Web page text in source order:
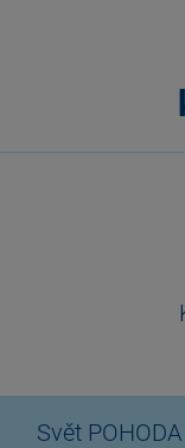
Svět POHODA